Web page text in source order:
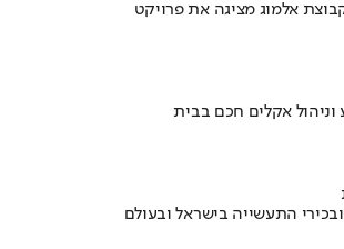
אקלים חכם בבית
התעשייה בישראל ובעולם